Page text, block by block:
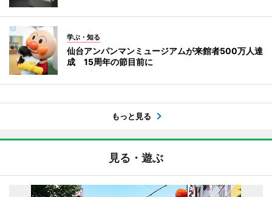
学ぶ・知る
仙台アンパンマンミュージアムが来館者500万人達
成 15周年の節目前に
もっと見る
見る・遊ぶ